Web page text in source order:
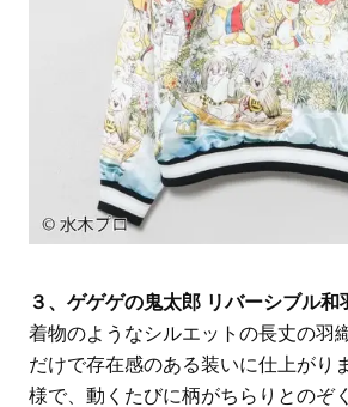
３、ゲゲゲの鬼太郎 リバーシブル和
着物のようなシルエットの長丈の羽
だけで存在感のある装いに仕上がり
様で、動くたびに柄がちらりとのぞ